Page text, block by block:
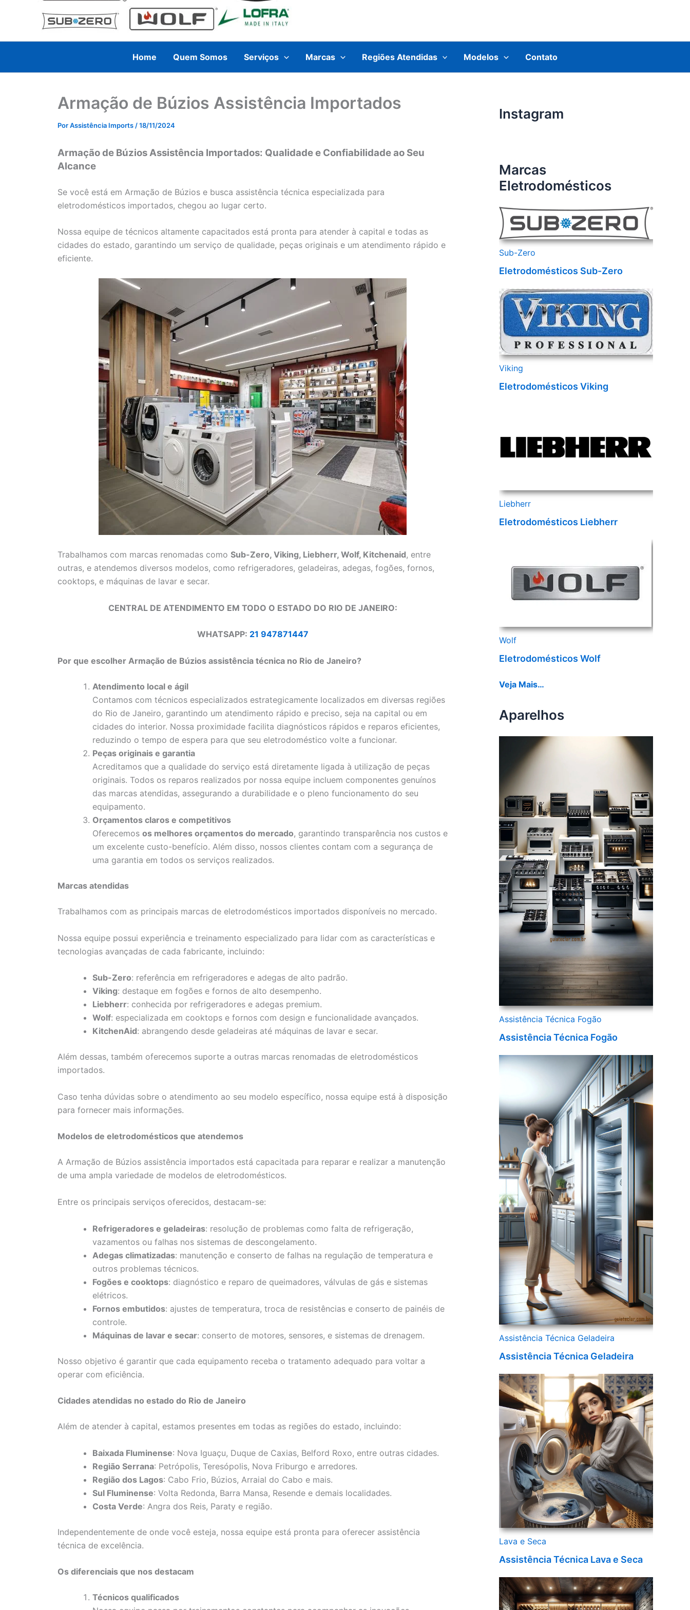
Home Quem Somos Serviços Marcas Regiões Atendidas Modelos Contato
Armação de Búzios Assistência Importados
PorAssistência Imports /18/11/2024
Armação de Búzios Assistência Importados: Qualidade e Confiabilidade ao Seu
Alcance
Se você está em Armação de Búzios e busca assistência técnica especializada para
eletrodomésticos importados, chegou ao lugar certo.
Nossa equipe de técnicos altamente capacitados está pronta para atender à capital e todas as
cidades do estado, garantindo um serviço de qualidade, peças originais e um atendimento rápido e
eficiente.
Trabalhamos com marcas renomadas como Sub-Zero, Viking, Liebherr, Wolf, Kitchenaid, entre
outras, e atendemos diversos modelos, como refrigeradores, geladeiras, adegas, fogões, fornos,
cooktops, e máquinas de lavar e secar.
CENTRAL DE ATENDIMENTO EM TODO O ESTADO DO RIO DE JANEIRO:
WHATSAPP: 21 947871447
Por que escolher Armação de Búzios assistência técnica no Rio de Janeiro?
Atendimento local e ágil
Contamos com técnicos especializados estrategicamente localizados em diversas regiões
do Rio de Janeiro, garantindo um atendimento rápido e preciso, seja na capital ou em
cidades do interior. Nossa proximidade facilita diagnósticos rápidos e reparos eficientes,
reduzindo o tempo de espera para que seu eletrodoméstico volte a funcionar.
Peças originais e garantia
Acreditamos que a qualidade do serviço está diretamente ligada à utilização de peças
originais. Todos os reparos realizados por nossa equipe incluem componentes genuínos
das marcas atendidas, assegurando a durabilidade e o pleno funcionamento do seu
equipamento.
Orçamentos claros e competitivos
Oferecemos os melhores orçamentos do mercado, garantindo transparência nos custos e
um excelente custo-benefício. Além disso, nossos clientes contam com a segurança de
uma garantia em todos os serviços realizados.
Marcas atendidas
Trabalhamos com as principais marcas de eletrodomésticos importados disponíveis no mercado.
Nossa equipe possui experiência e treinamento especializado para lidar com as características e
tecnologias avançadas de cada fabricante, incluindo:
Sub-Zero: referência em refrigeradores e adegas de alto padrão.
Viking: destaque em fogões e fornos de alto desempenho.
Liebherr: conhecida por refrigeradores e adegas premium.
Wolf: especializada em cooktops e fornos com design e funcionalidade avançados.
KitchenAid: abrangendo desde geladeiras até máquinas de lavar e secar.
Além dessas, também oferecemos suporte a outras marcas renomadas de eletrodomésticos
importados.
Caso tenha dúvidas sobre o atendimento ao seu modelo específico, nossa equipe está à disposição
para fornecer mais informações.
Modelos de eletrodomésticos que atendemos
A Armação de Búzios assistência importados está capacitada para reparar e realizar a manutenção
de uma ampla variedade de modelos de eletrodomésticos.
Entre os principais serviços oferecidos, destacam-se:
Refrigeradores e geladeiras: resolução de problemas como falta de refrigeração,
vazamentos ou falhas nos sistemas de descongelamento.
Adegas climatizadas: manutenção e conserto de falhas na regulação de temperatura e
outros problemas técnicos.
Fogões e cooktops: diagnóstico e reparo de queimadores, válvulas de gás e sistemas
elétricos.
Fornos embutidos: ajustes de temperatura, troca de resistências e conserto de painéis de
controle.
Máquinas de lavar e secar: conserto de motores, sensores, e sistemas de drenagem.
Nosso objetivo é garantir que cada equipamento receba o tratamento adequado para voltar a
operar com eficiência.
Cidades atendidas no estado do Rio de Janeiro
Além de atender à capital, estamos presentes em todas as regiões do estado, incluindo:
Baixada Fluminense: Nova Iguaçu, Duque de Caxias, Belford Roxo, entre outras cidades.
Região Serrana: Petrópolis, Teresópolis, Nova Friburgo e arredores.
Região dos Lagos: Cabo Frio, Búzios, Arraial do Cabo e mais.
Sul Fluminense: Volta Redonda, Barra Mansa, Resende e demais localidades.
Costa Verde: Angra dos Reis, Paraty e região.
Independentemente de onde você esteja, nossa equipe está pronta para oferecer assistência
técnica de excelência.
Os diferenciais que nos destacam
Técnicos qualificados
Instagram
Marcas
Eletrodomésticos
Sub-Zero
Eletrodomésticos Sub-Zero
Viking
Eletrodomésticos Viking
Liebherr
Eletrodomésticos Liebherr
Wolf
Eletrodomésticos Wolf
Veja Mais…
Aparelhos
Assistência Técnica Fogão
Assistência Técnica Fogão
Assistência Técnica Geladeira
Assistência Técnica Geladeira
Lava e Seca
Assistência Técnica Lava e Seca